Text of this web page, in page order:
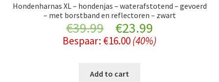
Hondenharnas XL – hondenjas – waterafstotend – gevoerd
– met borstband en reflectoren – zwart
€39.99
Original
price
was:
€23.99Current
price
Bespaar: €16.00(40%)
Add to cart